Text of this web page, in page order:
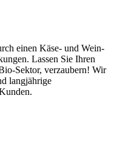
einen Käse- und Wein-
Lassen Sie Ihren
Sektor, verzaubern! Wir
langjährige